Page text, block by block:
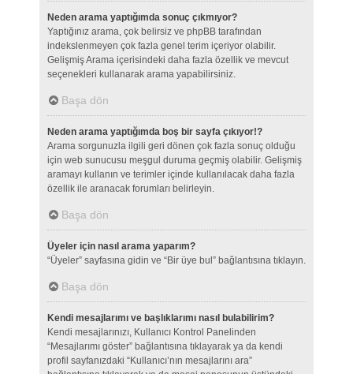
Neden arama yaptığımda sonuç çıkmıyor?
Yaptığınız arama, çok belirsiz ve phpBB tarafından
indekslenmeyen çok fazla genel terim içeriyor olabilir.
Gelişmiş Arama içerisindeki daha fazla özellik ve mevcut
seçenekleri kullanarak arama yapabilirsiniz.
Başa dön
Neden arama yaptığımda boş bir sayfa çıkıyor!?
Arama sorgunuzla ilgili geri dönen çok fazla sonuç olduğu
için web sunucusu meşgul duruma geçmiş olabilir. Gelişmiş
aramayı kullanın ve terimler içinde kullanılacak daha fazla
özellik ile aranacak forumları belirleyin.
Başa dön
Üyeler için nasıl arama yaparım?
“Üyeler” sayfasına gidin ve “Bir üye bul” bağlantısına tıklayın.
Başa dön
Kendi mesajlarımı ve başlıklarımı nasıl bulabilirim?
Kendi mesajlarınızı, Kullanıcı Kontrol Panelinden
“Mesajlarımı göster” bağlantısına tıklayarak ya da kendi
profil sayfanızdaki “Kullanıcı’nın mesajlarını ara”